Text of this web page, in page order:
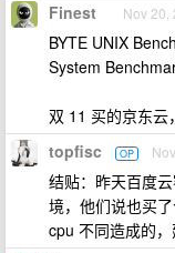
Finest Nov 20,
BYTE UNIX
System
双 11 买的京东云
topfisc OP
结贴：昨天百度
境，他们说也买
cpu 不同造成的，